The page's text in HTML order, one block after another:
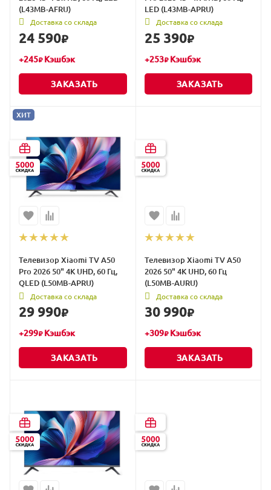
(L43MB-AFRU)
Доставка со склада
24 590₽
+245₽Кэшбэк
ЗАКАЗАТЬ
LED (L43MB-APRU)
Доставка со склада
25 390₽
+253₽Кэшбэк
ЗАКАЗАТЬ
ХИТ
Телевизор Xiaomi TV A50
Pro 2026 50" 4K UHD, 60 Гц,
QLED (L50MB-APRU)
Доставка со склада
29 990₽
+299₽Кэшбэк
ЗАКАЗАТЬ
Телевизор Xiaomi TV A50
2026 50" 4K UHD, 60 Гц
(L50MB-AURU)
Доставка со склада
30 990₽
+309₽Кэшбэк
ЗАКАЗАТЬ